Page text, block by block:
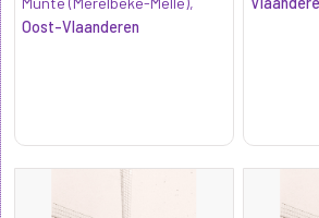
Oost-Vlaanderen